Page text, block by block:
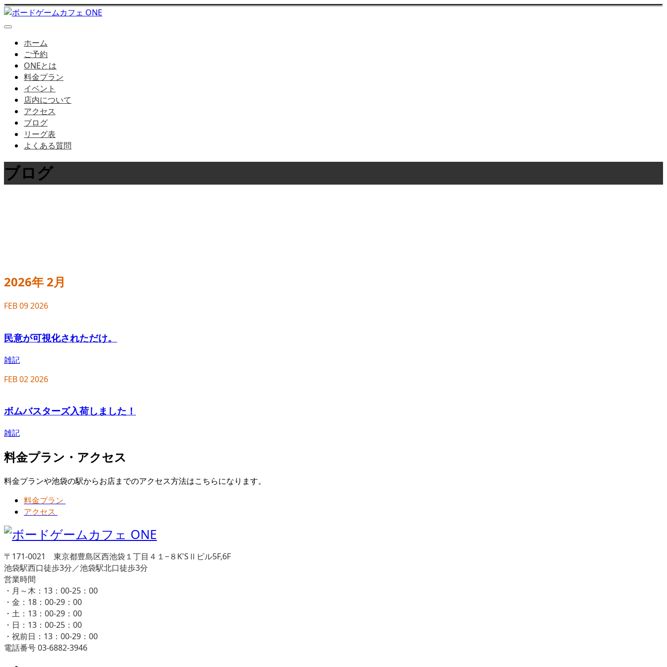
ホーム
ご予約
ONEとは
料金プラン
イベント
店内について
アクセス
ブログ
リーグ表
よくある質問
ブログ
2026年 2月
FEB092026
民意が可視化されただけ。
雑記
FEB022026
ボムバスターズ入荷しました！
雑記
料金プラン・アクセス
料金プランや池袋の駅からお店までのアクセス方法はこちらになります。
料金プラン
アクセス
〒171-0021 東京都豊島区西池袋１丁目４１−８K'SⅡビル5F,6F
池袋駅西口徒歩3分／池袋駅北口徒歩3分
営業時間
・月～木：13：00-25：00
・金：18：00-29：00
・土：13：00-29：00
・日：13：00-25：00
・祝前日：13：00-29：00
電話番号 03-6882-3946